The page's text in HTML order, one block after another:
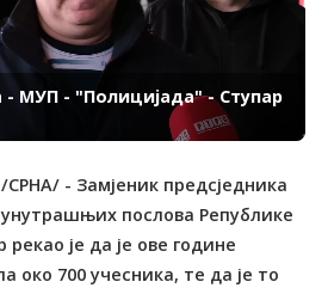
- МУП - "Полицијада" - Ступар
- Замјеник предсједника
послова Републике
је да је ове године
око 700 учесника, те да је то